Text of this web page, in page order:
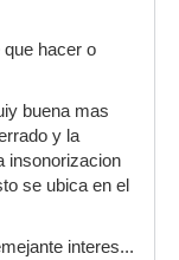
hacer o
buena mas
y la
insonorizacion
se ubica en el
interes...